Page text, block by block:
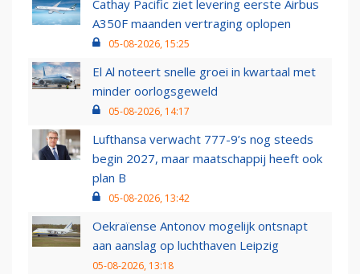
Cathay Pacific ziet levering eerste Airbus
A350F maanden vertraging oplopen
05-08-2026, 15:25
El Al noteert snelle groei in kwartaal met
minder oorlogsgeweld
05-08-2026, 14:17
Lufthansa verwacht 777-9’s nog steeds
begin 2027, maar maatschappij heeft ook
plan B
05-08-2026, 13:42
Oekraïense Antonov mogelijk ontsnapt
aan aanslag op luchthaven Leipzig
05-08-2026, 13:18